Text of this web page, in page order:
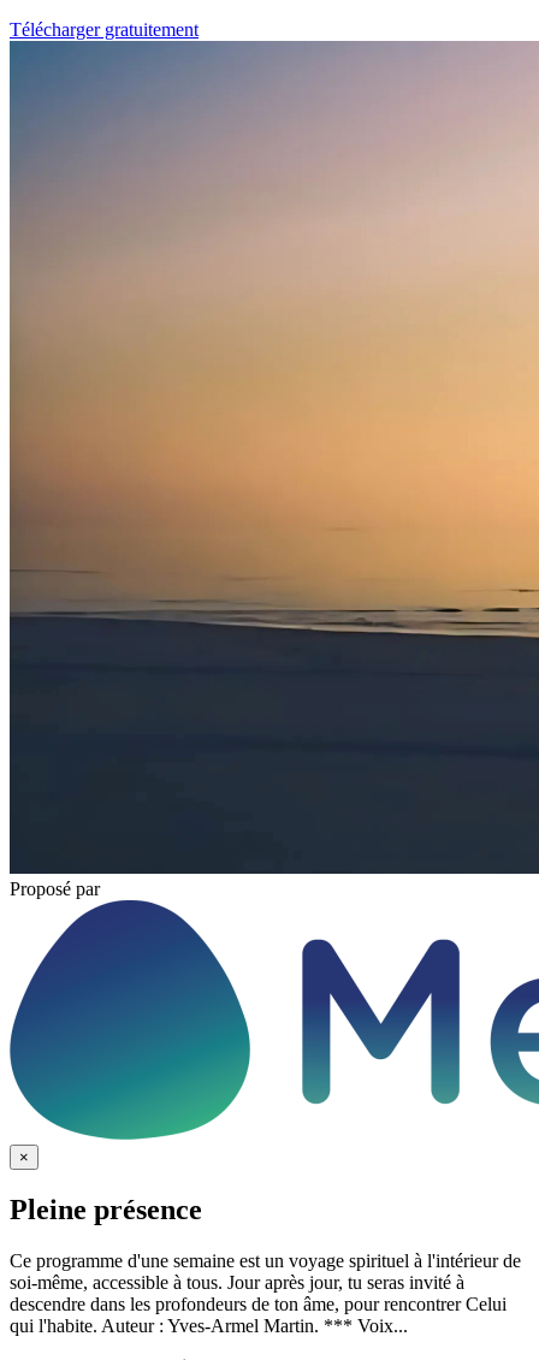
Télécharger gratuitement
Proposé par
×
Pleine présence
Ce programme d'une semaine est un voyage spirituel à l'intérieur de
soi-même, accessible à tous. Jour après jour, tu seras invité à
descendre dans les profondeurs de ton âme, pour rencontrer Celui
qui l'habite. Auteur : Yves-Armel Martin. *** Voix...